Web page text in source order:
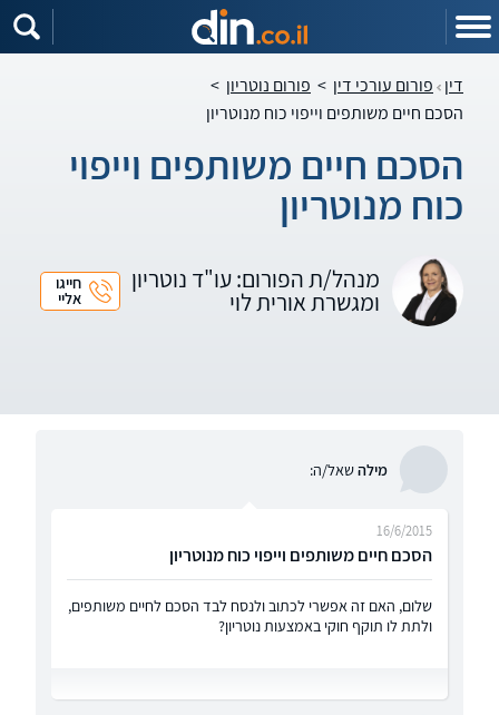
דין פורום עורכי דין > פורום נוטריון >
הסכם חיים משותפים וייפוי כוח מנוטריון
הסכם חיים משותפים וייפוי
כוח מנוטריון
מנהל/ת הפורום: עו"ד נוטריון
ומגשרת אורית לוי
חייגו
אליי
מילהשאל/ה:
הסכם חיים משותפים וייפוי כוח מנוטריון
16/6/2015
שלום, האם זה אפשרי לכתוב ולנסח לבד הסכם לחיים משותפים,
ולתת לו תוקף חוקי באמצעות נוטריון?